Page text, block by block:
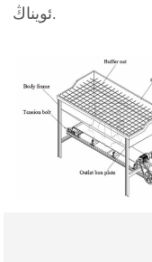
ئويناڭ.